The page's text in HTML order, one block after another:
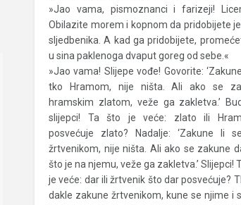
»Jao vama, pismoznanci i farizeji!
Obilazite morem i kopnom da pridobijete
sljedbenika. A kad ga pridobijete,
u sina paklenoga dvaput goreg od sebe.«
»Jao vama! Slijepe vođe! Govorite:
tko Hramom, nije ništa. Ali ako se
hramskim zlatom, veže ga zakletva.’
slijepci! Ta što je veće: zlato ili
posvećuje zlato? Nadalje: ‘Zakune li
žrtvenikom, nije ništa. Ali ako se zakune
što je na njemu, veže ga zakletva.’ Slijepci!
je veće: dar ili žrtvenik što dar posvećuje?
dakle zakune žrtvenikom, kune se njime i